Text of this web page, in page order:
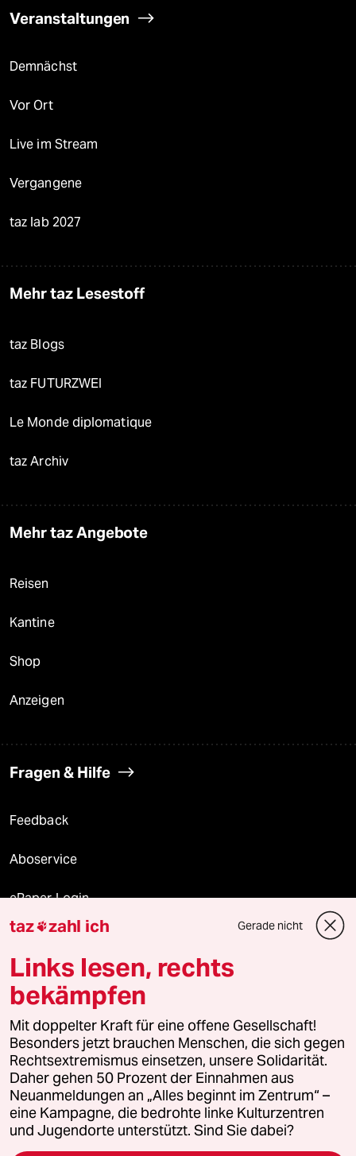
Veranstaltungen
Demnächst
Vor Ort
Live im Stream
Vergangene
taz lab 2027
Mehr taz Lesestoff
taz Blogs
taz FUTURZWEI
Le Monde diplomatique
taz Archiv
Mehr taz Angebote
Reisen
Kantine
Shop
Anzeigen
Fragen & Hilfe
Feedback
Aboservice
ePaper Login
Downloads für Abonnierende
© 2026 taz Verlags und Vertriebs GmbH
Alle Rechte vorbehalten. Bei rechtlichen Fragen oder für Genehmigungen
wenden Sie sich bitte an
lizenzen@taz.de
Feedback Redaktionsstatut Kommune-Richtlinien
Leitlinie Informant Datenschutz Impressum AGB
taz zahl ich Gerade nicht
Links lesen, rechts
bekämpfen
Mit doppelter Kraft für eine offene Gesellschaft!
Besonders jetzt brauchen Menschen, die sich gegen
Rechtsextremismus einsetzen, unsere Solidarität.
Daher gehen 50 Prozent der Einnahmen aus
Neuanmeldungen an „Alles beginnt im Zentrum“ –
eine Kampagne, die bedrohte linke Kulturzentren
und Jugendorte unterstützt. Sind Sie dabei?